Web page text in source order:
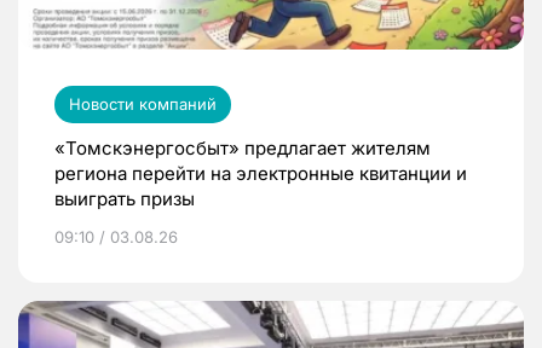
Новости компаний
«Томскэнергосбыт» предлагает жителям
региона перейти на электронные квитанции и
выиграть призы
09:10 / 03.08.26